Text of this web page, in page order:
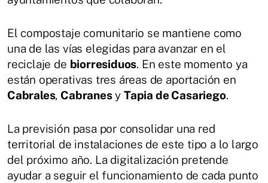
El compostaje comunitario se mantiene como
una de las vías elegidas para avanzar en el
reciclaje de biorresiduos. En este momento ya
están operativas tres áreas de aportación en
Cabrales, CabranesyTapia de Casariego.
La previsión pasa por consolidar una red
territorial de instalaciones de este tipo a lo largo
del próximo año. La digitalización pretende
ayudar a seguir el funcionamiento de cada punto